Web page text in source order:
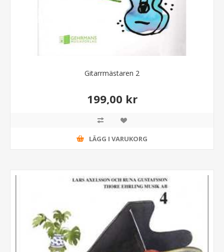
Gitarrmästaren 2
199,00 kr
LÄGG I VARUKORG